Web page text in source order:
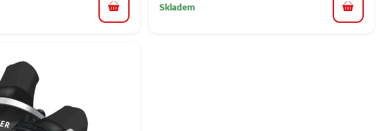
do košíku Skladem do